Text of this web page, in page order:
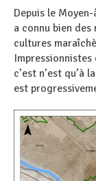
Depuis le
a connu bien
cultures
c’est n’est qu’à
est